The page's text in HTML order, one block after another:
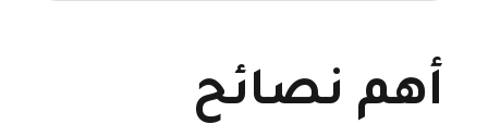
أهم نصائح